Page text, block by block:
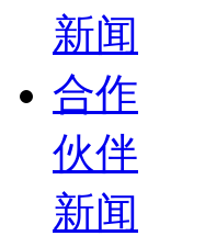
新闻
合作
伙伴
新闻